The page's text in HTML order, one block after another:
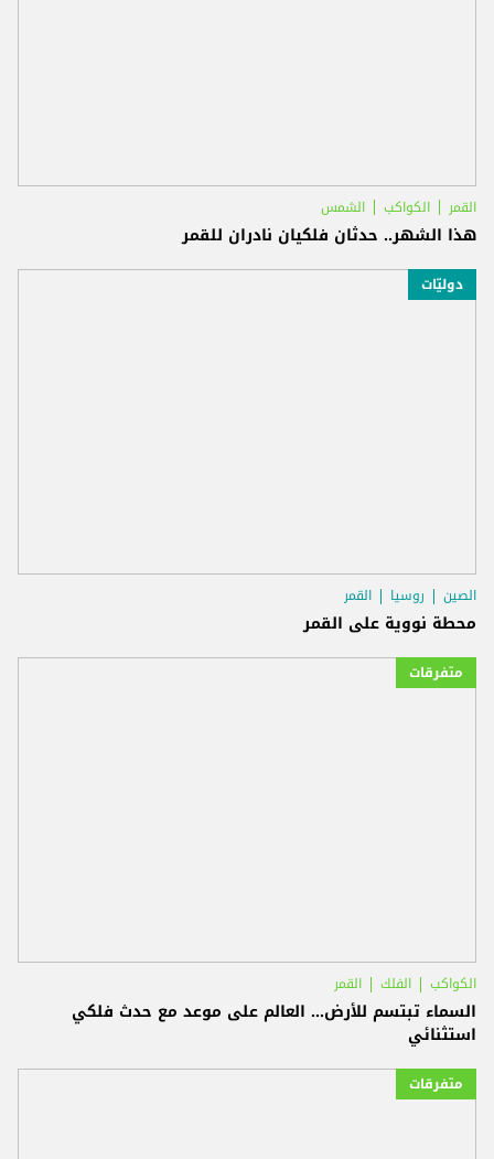
القمر الكواكب الشمس
هذا الشهر.. حدثان فلكيان نادران للقمر
دوليّات
الصين روسيا القمر
محطة نووية على القمر
متفرقات
الكواكب الفلك القمر
السماء تبتسم للأرض... العالم على موعد مع حدث فلكي
استثنائي
متفرقات